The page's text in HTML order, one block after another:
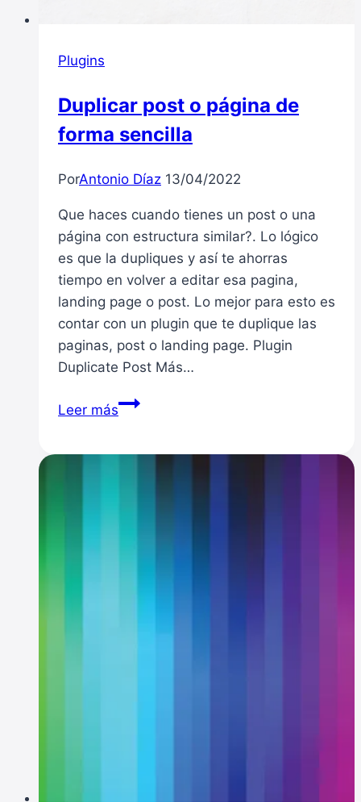
Plugins
Duplicar post o página de
forma sencilla
PorAntonio Díaz 13/04/2022
Que haces cuando tienes un post o una
página con estructura similar?. Lo lógico
es que la dupliques y así te ahorras
tiempo en volver a editar esa pagina,
landing page o post. Lo mejor para esto es
contar con un plugin que te duplique las
paginas, post o landing page. Plugin
Duplicate Post Más…
Leer másDuplicar